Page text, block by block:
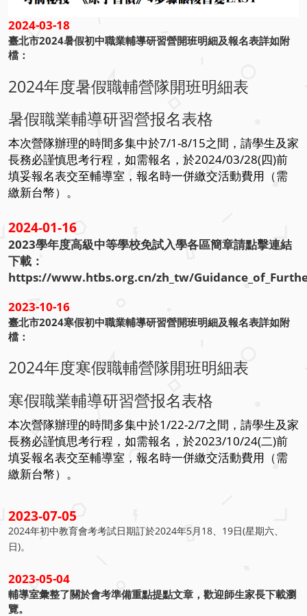
2024-03-18
臺北市2024暑假初中職業輔導研習營開班明細及報名表詳如附
檔：
2024年度暑假職輔營隊開班明細表
暑假職業輔導研習營报名表格
本次營隊辦理的時間多集中於7/1-8/15之間， 請學生及家
長務必謹慎思考行程，如需報名，於2024/03/28(四)前
填妥報名表交至輔導室，報名時一併繳交活動費用（需
繳新台幣）。
2024-01-16
2023學年度高級中等學校免試入學各區簡章請點擊連結
下載：
https://www.htbs.org.cn/zh_tw/
2023-10-16
臺北市2024寒假初中職業輔導研習營開班明細及報名表詳如附
檔：
2024年度寒假職輔營隊開班明細表
寒假職業輔導研習營报名表格
本次營隊辦理的時間多集中於1/22-2/7之間， 請學生及家
長務必謹慎思考行程，如需報名，於2023/10/24(二)前
填妥報名表交至輔導室，報名時一併繳交活動費用（需
繳新台幣）。
2023-07-05
2024年初中教育會考考試日期訂於2024年5月18、19日(星期六、
日)。
2023-05-04
輔導室彙整了關於會考準備重點提點文章，歡迎師生家長下載瀏
覽。